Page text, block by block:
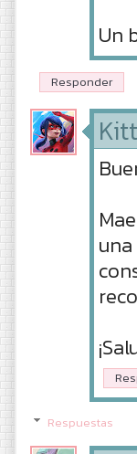
Un
Responder
Respuestas